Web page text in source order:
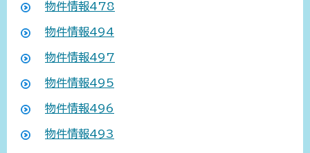
物件情報478
物件情報494
物件情報497
物件情報495
物件情報496
物件情報493